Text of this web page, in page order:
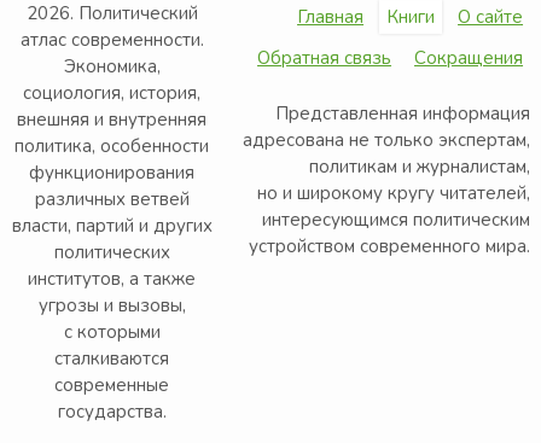
2026. Политический
атлас современности.
Экономика,
социология, история,
внешняя и внутренняя
политика, особенности
функционирования
различных ветвей
власти, партий и других
политических
институтов, а также
угрозы и вызовы,
с которыми
сталкиваются
современные
государства.
Главная Книги
О сайте
Обратная связь
Сокращения
Представленная информация
адресована не только экспертам,
политикам и журналистам,
но и широкому кругу читателей,
интересующимся политическим
устройством современного мира.